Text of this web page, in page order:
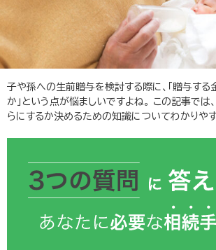
子や孫への生前贈与を検討する際に、「贈与する
か」という点が悩ましいですよね。 この記事では
らにするか決めるための知識についてわかりやす